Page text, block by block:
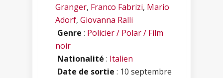
Granger, Franco Fabrizi, Mario
Adorf, Giovanna Ralli
Genre : Policier / Polar / Film
noir
Nationalité : Italien
Date de sortie : 10 septembre